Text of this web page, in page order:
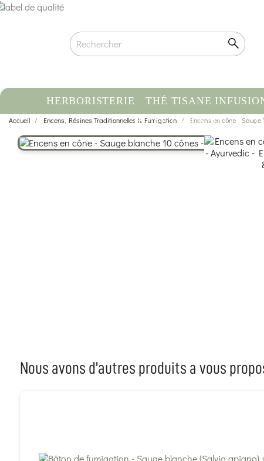
HERBORISTERIE THÉ TISANE
HUILE ESSENTIELLE
Accueil Encens, Résines Traditionnelles & Fumigation Encens en cône -
Nous avons d'autres produits a vous